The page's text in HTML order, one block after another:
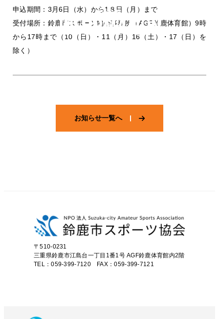
お知らせ
申込期間：3月6日（水）から1８日（月）まで
受付場所：鈴鹿市スポーツ協会事務所（AGF鈴鹿体育館）9時
から17時まで（10（日）・11（月）16（土）・17（日）を
除く）
お知らせ一覧へ
〒510-0231
三重県鈴鹿市江島台一丁目1番1号AGF鈴鹿体育館内2階
TEL：059-399-7120 FAX：059-399-7121